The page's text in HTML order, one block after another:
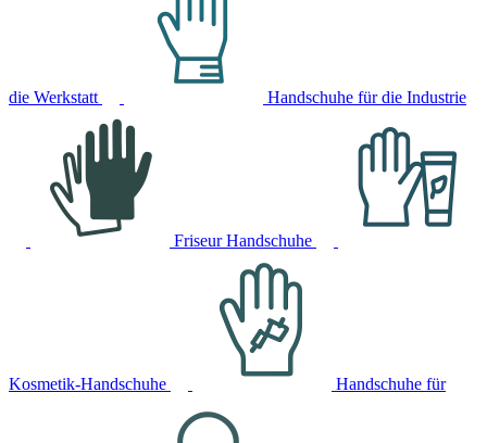
die Werkstatt Handschuhe für die Industrie
Friseur Handschuhe
Kosmetik-Handschuhe Handschuhe für